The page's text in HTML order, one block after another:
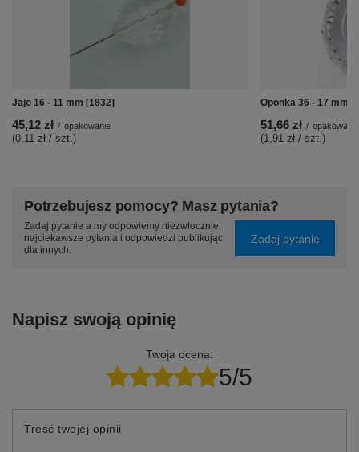
Jajo 16 - 11 mm [1832]
45,12 zł / opakowanie
(0,11 zł / szt.)
Oponka 36 - 17 mm
51,66 zł / opakowanie
(1,91 zł / szt.)
Potrzebujesz pomocy? Masz pytania?
Zadaj pytanie a my odpowiemy niezwłocznie,
najciekawsze pytania i odpowiedzi publikując
dla innych.
Zadaj pytanie
Napisz swoją opinię
Twoja ocena:
5/5
Treść twojej opinii